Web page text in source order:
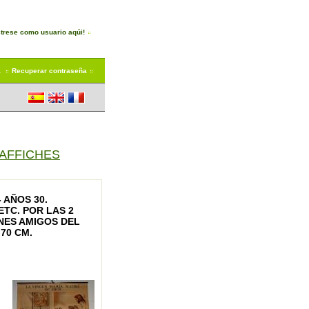
como usuario aqúi!
Recuperar contraseña
AÑOS 30.
POR LAS 2
AMIGOS DEL
CM.